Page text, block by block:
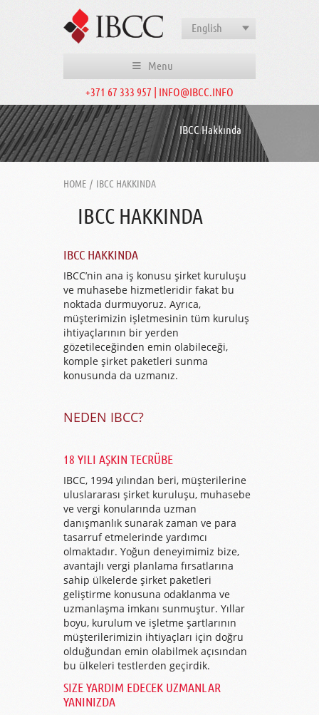
English
Menu
+371 67 333 957 | INFO@IBCC.INFO
IBCC Hakkında
HOME / IBCC HAKKINDA
IBCC HAKKINDA
IBCC HAKKINDA
IBCC’nin ana iş konusu şirket kuruluşu
ve muhasebe hizmetleridir fakat bu
noktada durmuyoruz. Ayrıca,
müşterimizin işletmesinin tüm kuruluş
ihtiyaçlarının bir yerden
gözetileceğinden emin olabileceği,
komple şirket paketleri sunma
konusunda da uzmanız.
NEDEN IBCC?
18 YILI AŞKIN TECRÜBE
IBCC, 1994 yılından beri, müşterilerine
uluslararası şirket kuruluşu, muhasebe
ve vergi konularında uzman
danışmanlık sunarak zaman ve para
tasarruf etmelerinde yardımcı
olmaktadır. Yoğun deneyimimiz bize,
avantajlı vergi planlama fırsatlarına
sahip ülkelerde şirket paketleri
geliştirme konusuna odaklanma ve
uzmanlaşma imkanı sunmuştur. Yıllar
boyu, kurulum ve işletme şartlarının
müşterilerimizin ihtiyaçları için doğru
olduğundan emin olabilmek açısından
bu ülkeleri testlerden geçirdik.
SIZE YARDIM EDECEK UZMANLAR
YANINIZDA